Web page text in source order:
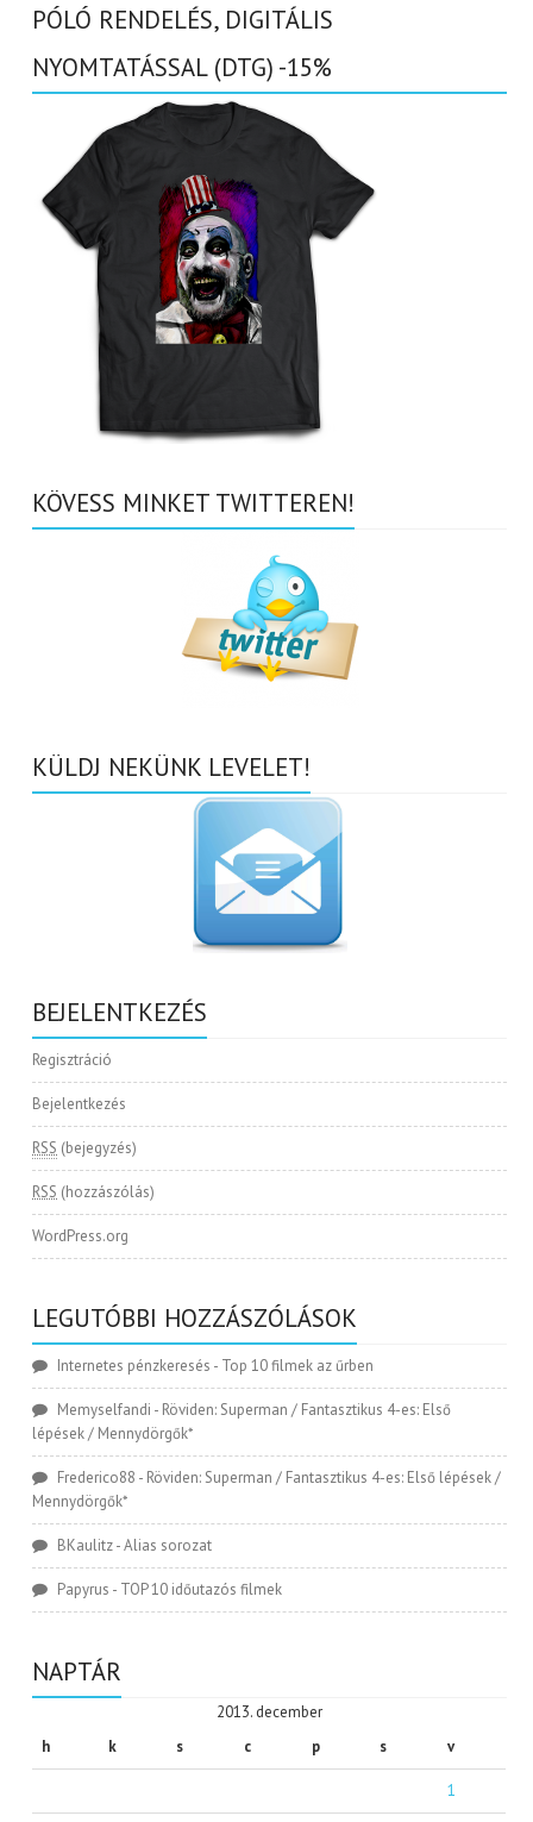
PÓLÓ RENDELÉS, DIGITÁLIS
NYOMTATÁSSAL (DTG) -15%
KÖVESS MINKET TWITTEREN!
KÜLDJ NEKÜNK LEVELET!
BEJELENTKEZÉS
Regisztráció
Bejelentkezés
RSS (bejegyzés)
RSS (hozzászólás)
WordPress.org
LEGUTÓBBI HOZZÁSZÓLÁSOK
Internetes pénzkeresés - Top 10 filmek az űrben
Memyselfandi - Röviden: Superman / Fantasztikus 4-es: Első
lépések / Mennydörgők*
Frederico88 - Röviden: Superman / Fantasztikus 4-es: Első lépések /
Mennydörgők*
BKaulitz-Alias sorozat
Papyrus - TOP 10 időutazós filmek
NAPTÁR
2013. december
h
k s c p s v
1